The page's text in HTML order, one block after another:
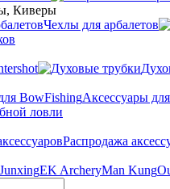
Киверы
Чехлы для арбалетов
Аксессуары
ловли
Распродажа
JunxingEK ArcheryMan Kung